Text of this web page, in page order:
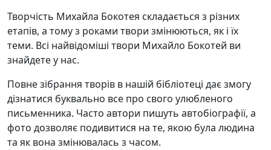
Творчість Михайла Бокотея складається з різних
етапів, а тому з роками твори змінюються, як і їх
теми. Всі найвідоміші твори Михайло Бокотей ви
знайдете у нас.
Повне зібрання творів в нашій бібліотеці дає змогу
дізнатися буквально все про свого улюбленого
письменника. Часто автори пишуть автобіографії, а
фото дозволяє подивитися на те, якою була людина
та як вона змінювалась з часом.